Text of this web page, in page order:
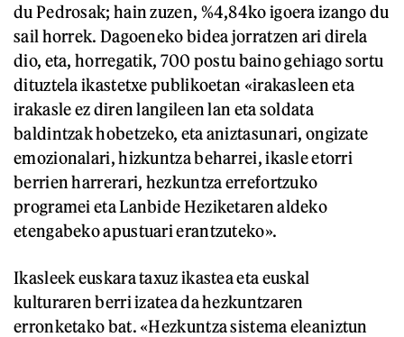
du Pedrosak; hain zuzen, %4,84ko igoera izango du
sail horrek. Dagoeneko bidea jorratzen ari direla
dio, eta, horregatik, 700 postu baino gehiago sortu
dituztela ikastetxe publikoetan «irakasleen eta
irakasle ez diren langileen lan eta soldata
baldintzak hobetzeko, eta aniztasunari, ongizate
emozionalari, hizkuntza beharrei, ikasle etorri
berrien harrerari, hezkuntza errefortzuko
programei eta Lanbide Heziketaren aldeko
etengabeko apustuari erantzuteko».
Ikasleek euskara taxuz ikastea eta euskal
kulturaren berri izatea da hezkuntzaren
erronketako bat. «Hezkuntza sistema eleaniztun